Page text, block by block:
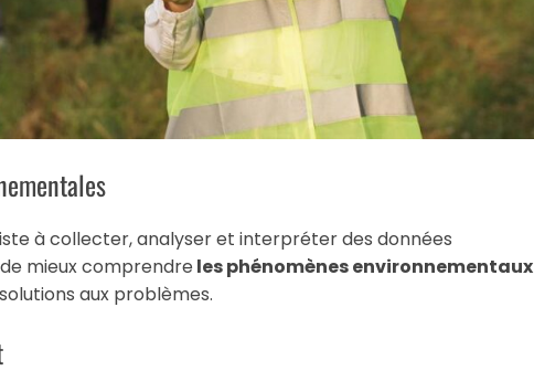
à collecter, analyser et interpréter des données
mieux comprendre les phénomènes environnementaux
aux problèmes.